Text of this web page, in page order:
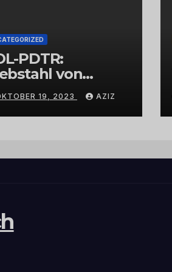
PDTR:
von
19, 2023 AZIZ